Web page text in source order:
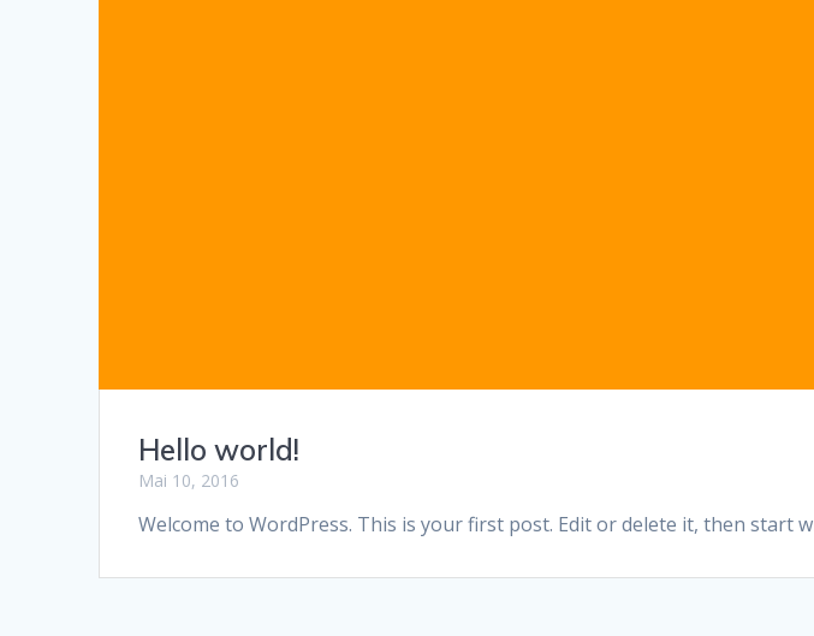
Hello world!
Mai 10, 2016
Welcome to WordPress. This is your first post. Edit or delete it, then start